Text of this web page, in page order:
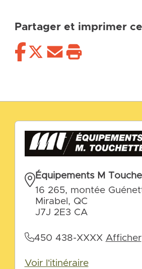
Partager et imprimer
Équipements M
16 265, montée
Mirabel, QC
J7J 2E3 CA
450 438-XXXX Afficher
Voir l'itinéraire